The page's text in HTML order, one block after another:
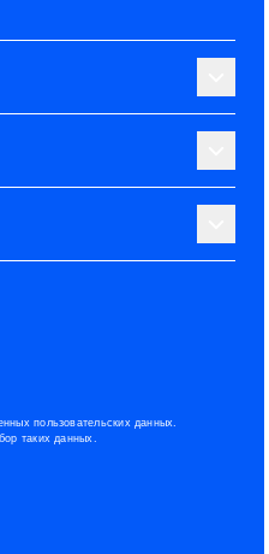
пользовательских данных.
таких данных.